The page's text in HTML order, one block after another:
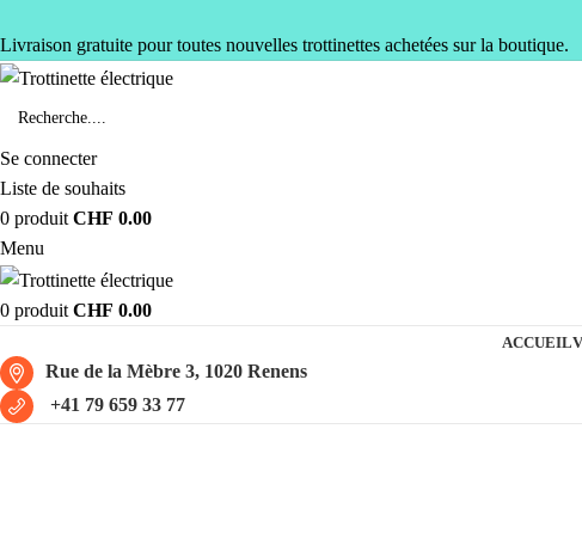
Livraison gratuite pour toutes nouvelles trottinettes achetées sur la boutique.
Se connecter
Liste de souhaits
0 produit CHF 0.00
Menu
0 produit CHF 0.00
ACCUEIL
Rue de la Mèbre 3, 1020 Renens
+41 79 659 33 77